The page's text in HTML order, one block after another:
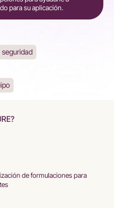
para su aplicación.
de formulaciones para